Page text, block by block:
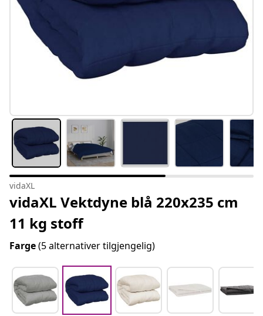
vidaXL
vidaXL Vektdyne blå 220x235 cm
11 kg stoff
Farge(5 alternativer tilgjengelig)